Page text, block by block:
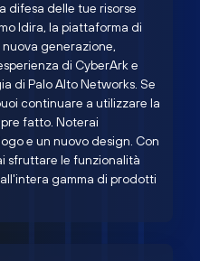
difesa delle tue risorse
Idira, la piattaforma di
generazione,
di CyberArk e
di Palo Alto Networks. Se
continuare a utilizzare la
fatto. Noterai
e un nuovo design. Con
sfruttare le funzionalità
gamma di prodotti